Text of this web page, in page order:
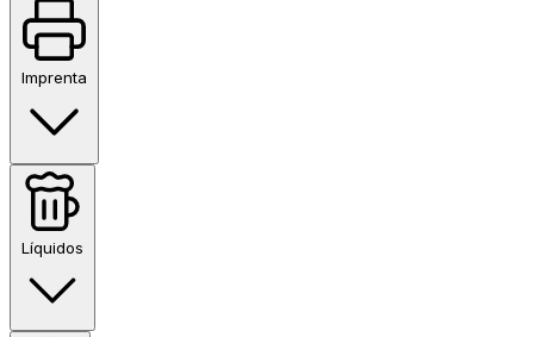
Imprenta
Líquidos